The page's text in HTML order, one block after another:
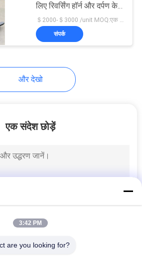
ड्रम लिफ्टर
स्टेकर
82
लिए रिवर्सिंग हॉर्न और दर्पण के
साथ प्लेटफॉर्म इलेक्ट्रिक
स्टैकर
＄2000-＄3000 /unit MOQ:एक इकाई
संपर्क
और देखो
एक संदेश छोड़ें
3:42 PM
are you looking for?